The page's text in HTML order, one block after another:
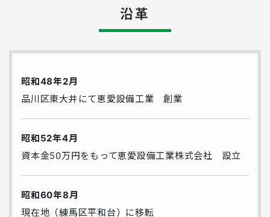
沿革
昭和48年2月
品川区東大井にて恵愛設備工業 創業
昭和52年4月
資本金50万円をもって恵愛設備工業株式会社 設立
昭和60年8月
現在地（練馬区平和台）に移転